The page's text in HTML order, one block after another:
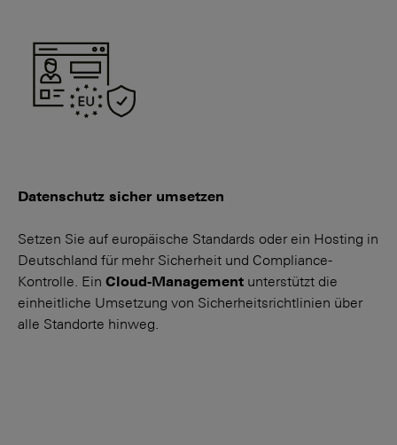
Datenschutz sicher umsetzen
Setzen Sie auf europäische Stan­dards oder ein Hosting in
Deutsch­­land für mehr Sicherheit und Compliance-
Kontrolle. Ein Cloud-Manage­ment unter­stützt die
einheitliche Umset­zung von Sicherheits­richtlinien über
alle Standorte hinweg.